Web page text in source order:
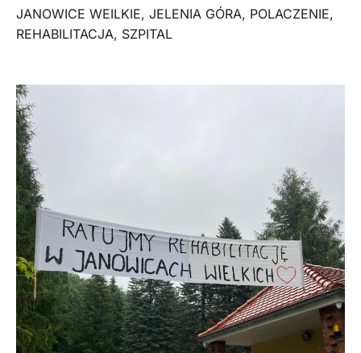
JANOWICE WEILKIE, JELENIA GÓRA, POLACZENIE,
REHABILITACJA, SZPITAL